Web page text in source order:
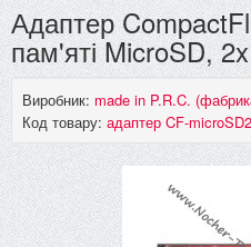
Адаптер
пам'яті MicroSD,
Виробник: made in P.R.C.
Код товару: адаптер CF-